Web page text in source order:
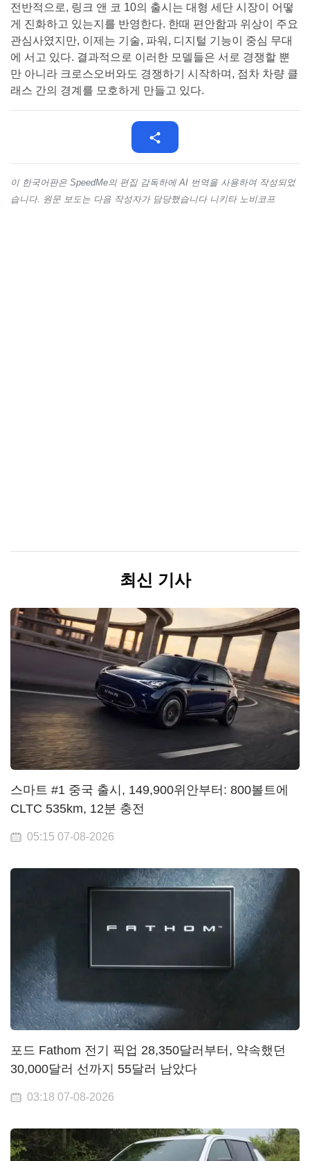
전반적으로, 링크 앤 코 10의 출시는 대형 세단 시장이 어떻
게 진화하고 있는지를 반영한다. 한때 편안함과 위상이 주요
관심사였지만, 이제는 기술, 파워, 디지털 기능이 중심 무대
에 서고 있다. 결과적으로 이러한 모델들은 서로 경쟁할 뿐
만 아니라 크로스오버와도 경쟁하기 시작하며, 점차 차량 클
래스 간의 경계를 모호하게 만들고 있다.
이 한국어판은 SpeedMe의 편집 감독하에 AI 번역을 사용하여 작성되었
습니다. 원문 보도는 다음 작성자가 담당했습니다 니키타 노비코프
최신 기사
스마트 #1 중국 출시, 149,900위안부터: 800볼트에
CLTC 535km, 12분 충전
05:15 07-08-2026
포드 Fathom 전기 픽업 28,350달러부터, 약속했던
30,000달러 선까지 55달러 남았다
03:18 07-08-2026